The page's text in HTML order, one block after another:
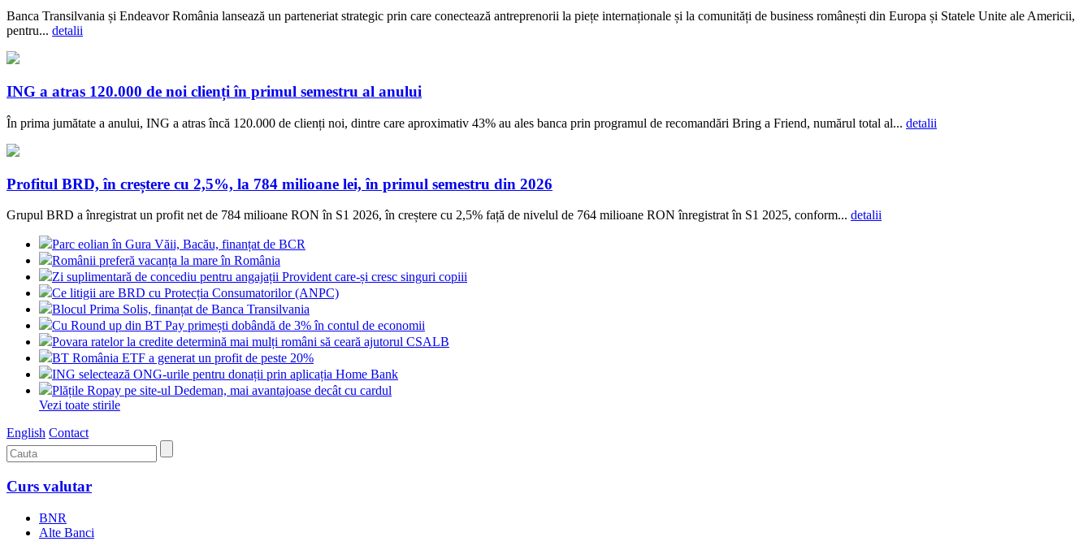
Banca Transilvania și Endeavor România lansează un parteneriat strategic prin care conectează antreprenorii la piețe internaționale și la comunități de business românești din Europa și Statele Unite ale Americii,
pentru... detalii
ING a atras 120.000 de noi clienți în primul semestru al anului
În prima jumătate a anului, ING a atras încă 120.000 de clienți noi, dintre care aproximativ 43% au ales banca prin programul de recomandări Bring a Friend, numărul total al... detalii
Profitul BRD, în creștere cu 2,5%, la 784 milioane lei, în primul semestru din 2026
Grupul BRD a înregistrat un profit net de 784 milioane RON în S1 2026, în creștere cu 2,5% față de nivelul de 764 milioane RON înregistrat în S1 2025, conform... detalii
Parc eolian în Gura Văii, Bacău, finanțat de BCR
Românii preferă vacanța la mare în România
Zi suplimentară de concediu pentru angajații Provident care-și cresc singuri copiii
Ce litigii are BRD cu Protecția Consumatorilor (ANPC)
Blocul Prima Solis, finanțat de Banca Transilvania
Cu Round up din BT Pay primești dobândă de 3% în contul de economii
Povara ratelor la credite determină mai mulți români să ceară ajutorul CSALB
BT România ETF a generat un profit de peste 20%
ING selectează ONG-urile pentru donații prin aplicația Home Bank
Plățile Ropay pe site-ul Dedeman, mai avantajoase decât cu cardul
Vezi toate stirile
English Contact
Curs valutar
BNR
Alte Banci